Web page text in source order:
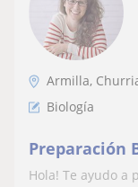
Armilla,
Biología
Preparación
Hola! Te ayudo a